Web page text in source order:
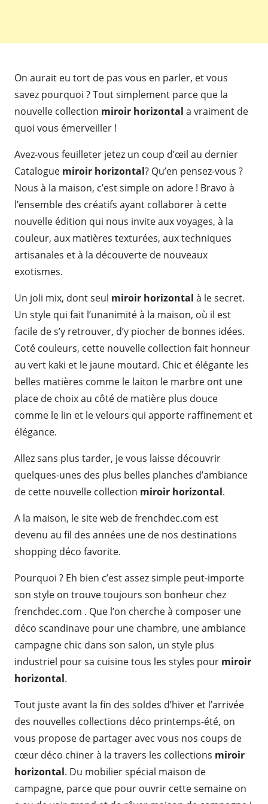
On aurait eu tort de pas vous en parler, et vous
savez pourquoi ? Tout simplement parce que la
nouvelle collection miroir horizontal a vraiment de
quoi vous émerveiller !
Avez-vous feuilleter jetez un coup d’œil au dernier
Catalogue miroir horizontal? Qu’en pensez-vous ?
Nous à la maison, c’est simple on adore ! Bravo à
l’ensemble des créatifs ayant collaborer à cette
nouvelle édition qui nous invite aux voyages, à la
couleur, aux matières texturées, aux techniques
artisanales et à la découverte de nouveaux
exotismes.
Un joli mix, dont seul miroir horizontal à le secret.
Un style qui fait l’unanimité à la maison, où il est
facile de s’y retrouver, d’y piocher de bonnes idées.
Coté couleurs, cette nouvelle collection fait honneur
au vert kaki et le jaune moutard. Chic et élégante les
belles matières comme le laiton le marbre ont une
place de choix au côté de matière plus douce
comme le lin et le velours qui apporte raffinement et
élégance.
Allez sans plus tarder, je vous laisse découvrir
quelques-unes des plus belles planches d’ambiance
de cette nouvelle collection miroir horizontal.
A la maison, le site web de frenchdec.com est
devenu au fil des années une de nos destinations
shopping déco favorite.
Pourquoi ? Eh bien c’est assez simple peut-importe
son style on trouve toujours son bonheur chez
frenchdec.com . Que l’on cherche à composer une
déco scandinave pour une chambre, une ambiance
campagne chic dans son salon, un style plus
industriel pour sa cuisine tous les styles pour miroir
horizontal.
Tout juste avant la fin des soldes d’hiver et l’arrivée
des nouvelles collections déco printemps-été, on
vous propose de partager avec vous nos coups de
cœur déco chiner à la travers les collections miroir
horizontal. Du mobilier spécial maison de
campagne, parce que pour ouvrir cette semaine on